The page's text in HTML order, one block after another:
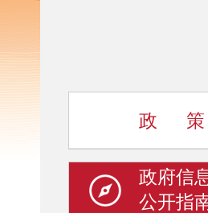
政 策
政府信
公开指